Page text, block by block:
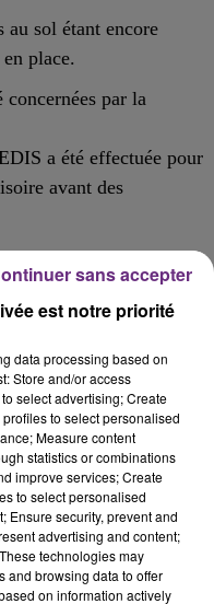
au sol étant encore
place.
concernées par la
a été effectuée pour
avant des
est notre priorité
data processing based on
Store and/or access
select advertising; Create
to select personalised
Measure content
statistics or combinations
improve services; Create
to select personalised
Ensure security, prevent and
advertising and content;
technologies may
and browsing data to offer
on information actively
sans accepter